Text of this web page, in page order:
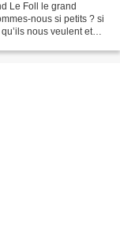
Le Foll le grand
nous si petits ? si
nous veulent et